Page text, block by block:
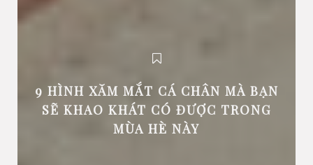
9 HÌNH XĂM MẮT CÁ CHÂN MÀ BẠN
SẼ KHAO KHÁT CÓ ĐƯỢC TRONG
MÙA HÈ NÀY